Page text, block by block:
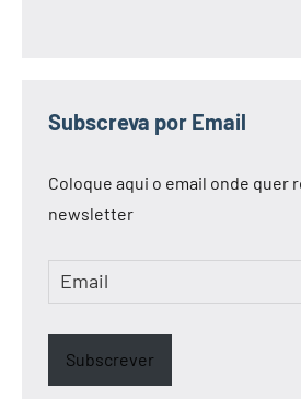
Subscreva por Email
Coloque aqui o email onde quer
newsletter
Email
Subscrever